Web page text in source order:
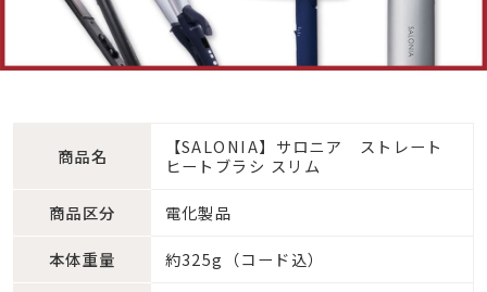
商品名
【SALONIA】サロニア ストレート
ヒートブラシ スリム
商品区分 電化製品
本体重量 約325g（コード込）